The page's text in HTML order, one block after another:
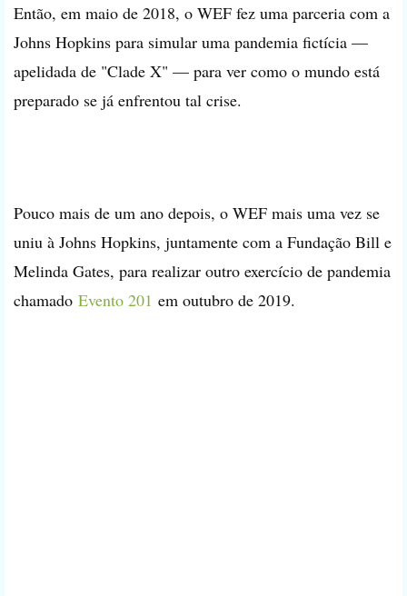
Então, em maio de 2018, o WEF fez uma parceria com a
Johns Hopkins para simular uma pandemia fictícia —
apelidada de "Clade X" — para ver como o mundo está
preparado se já enfrentou tal crise.
Pouco mais de um ano depois, o WEF mais uma vez se
uniu à Johns Hopkins, juntamente com a Fundação Bill e
Melinda Gates, para realizar outro exercício de pandemia
chamado Evento 201 em outubro de 2019.